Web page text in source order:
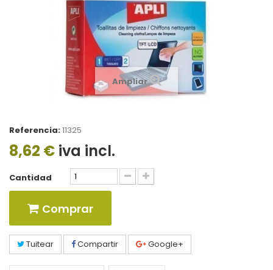
Ampliar
Referencia:11325
8,62 € iva incl.
Cantidad
Comprar
Tuitear Compartir Google+